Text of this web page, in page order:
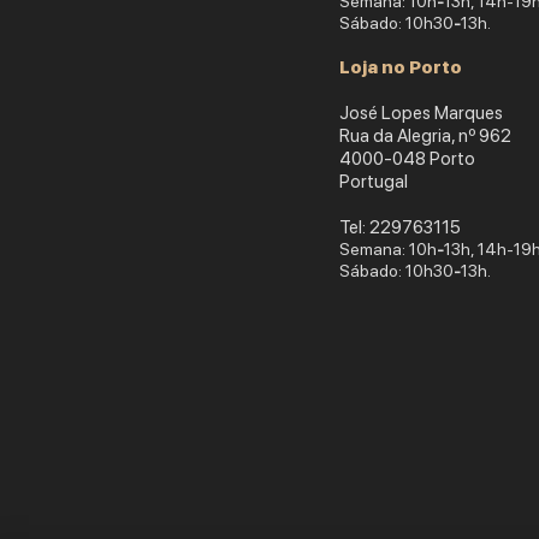
Sábado: 10h30-13h.
Loja no Porto
José Lopes Marques
Rua da Alegria, nº 962
4000-048 Porto
Portugal
​Tel: 229763115
Semana: 10h-13h, 14h-
Sábado: 10h30-13h.